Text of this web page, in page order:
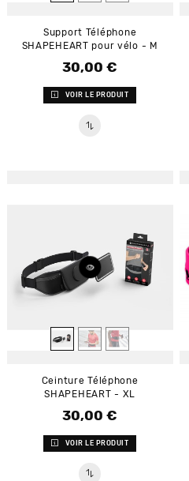
Support Téléphone
SHAPEHEART pour vélo - M
Prix
30,00 €
VOIR LE PRODUIT
Ceinture Téléphone
SHAPEHEART - XL
Prix
30,00 €
VOIR LE PRODUIT